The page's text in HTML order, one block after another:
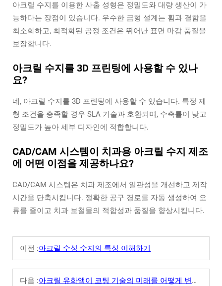
아크릴 수지를 이용한 사출 성형은 정밀도와 대량 생산이 가
능하다는 장점이 있습니다. 우수한 금형 설계는 휨과 결함을
최소화하고, 최적화된 공정 조건은 뛰어난 표면 마감 품질을
보장합니다.
아크릴 수지를 3D 프린팅에 사용할 수 있나
요?
네, 아크릴 수지를 3D 프린팅에 사용할 수 있습니다. 특정 제
형 조건을 충족할 경우 SLA 기술과 호환되며, 수축률이 낮고
정밀도가 높아 세부 디자인에 적합합니다.
CAD/CAM 시스템이 치과용 아크릴 수지 제조
에 어떤 이점을 제공하나요?
CAD/CAM 시스템은 치과 제조에서 일관성을 개선하고 제작
시간을 단축시킵니다. 정확한 공구 경로를 자동 생성하여 오
류를 줄이고 치과 보철물의 적합성과 품질을 향상시킵니다.
이전 :아크릴 수성 수지의 특성 이해하기
다음 :아크릴 유화액이 코팅 기술의 미래를 어떻게 변화시키고 있는가